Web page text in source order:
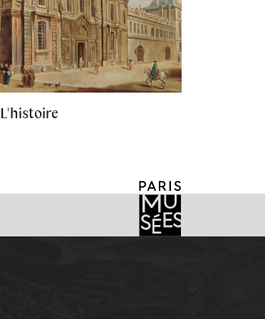
L'histoire